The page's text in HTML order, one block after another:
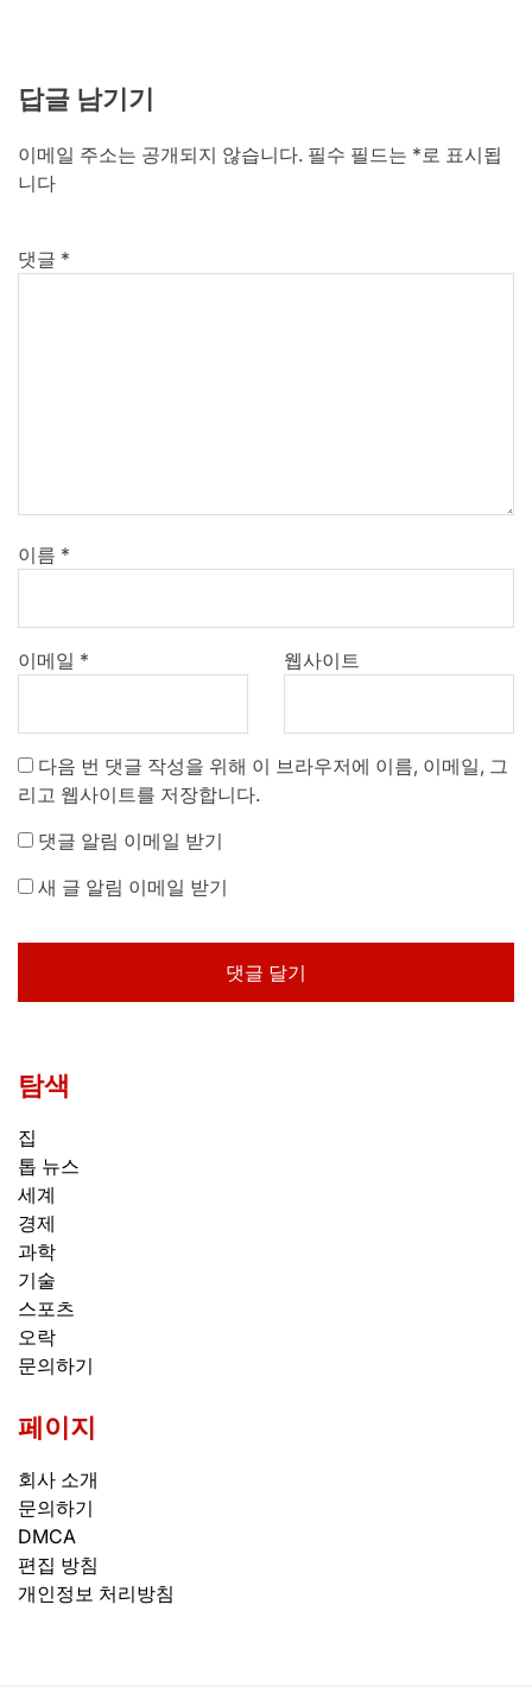
답글 남기기
이메일 주소는 공개되지 않습니다. 필수 필드는 *로 표시됩
니다
댓글 *
이름 *
이메일 * 웹사이트
다음 번 댓글 작성을 위해 이 브라우저에 이름, 이메일, 그
리고 웹사이트를 저장합니다.
댓글 알림 이메일 받기
새 글 알림 이메일 받기
탐색
집
톱 뉴스
세계
경제
과학
기술
스포츠
오락
문의하기
페이지
회사 소개
문의하기
DMCA
편집 방침
개인정보 처리방침